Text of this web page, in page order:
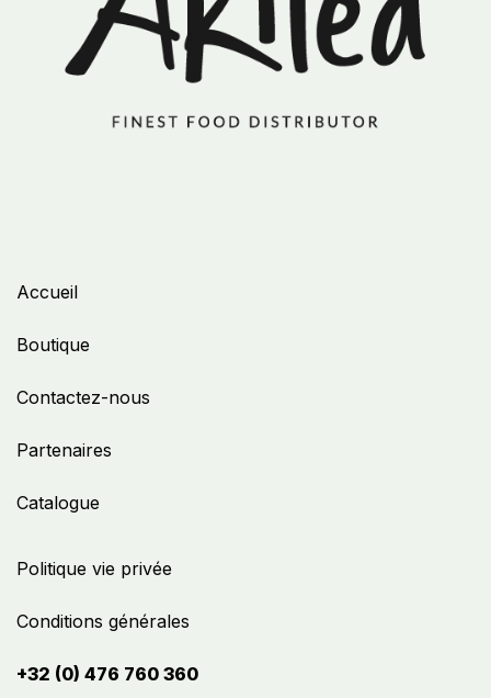
Politique vie privée
Conditions générales
+32 (0) 476 760 360
Accueil
Boutique
Contactez-nous
Partenaires
Catalogue